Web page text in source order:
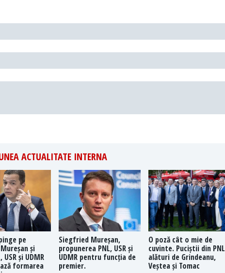
ACTUALITATE INTERNA
pe
și
USR și UDMR
formarea
Siegfried Mureșan,
propunerea PNL, USR și
UDMR pentru funcția de
premier.
O poză cât o mie de
cuvinte. Puciștii din PNL
alături de Grindeanu,
Veștea și Tomac